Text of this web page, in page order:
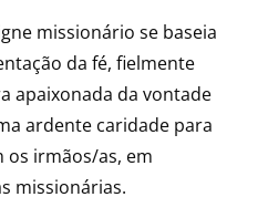
missionário se baseia
da fé, fielmente
apaixonada da vontade
ardente caridade para
os irmãos/as, em
missionárias.